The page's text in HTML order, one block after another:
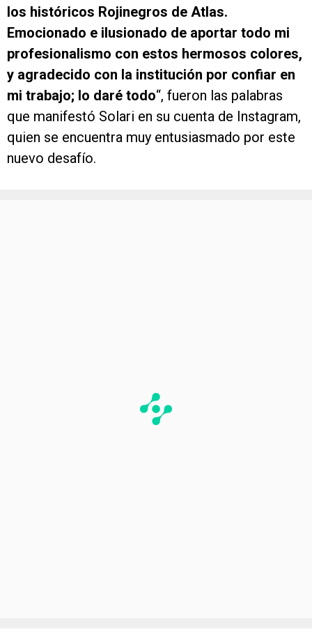
los históricos Rojinegros de Atlas.
Emocionado e ilusionado de aportar todo mi
profesionalismo con estos hermosos colores,
y agradecido con la institución por confiar en
mi trabajo; lo daré todo“, fueron las palabras
que manifestó Solari en su cuenta de Instagram,
quien se encuentra muy entusiasmado por este
nuevo desafío.